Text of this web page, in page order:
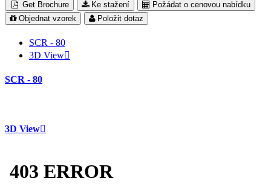
Get Brochure Ke stažení
Požádat o cenovou nabídku
Objednat vzorek
Položit dotaz
SCR - 80
3D View
SCR - 80
3D View